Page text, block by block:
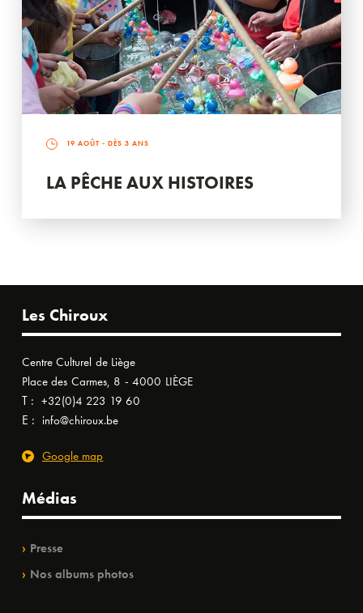
19 AOÛT - DÈS 3 ANS
LA PÊCHE AUX HISTOIRES
Les Chiroux
Centre Culturel de Liège
Place des Carmes, 8 - 4000 LIÈGE
T : +32(0)4 223 19 60
E : info@chiroux.be
Google map
Médias
Presse
Nos albums photos